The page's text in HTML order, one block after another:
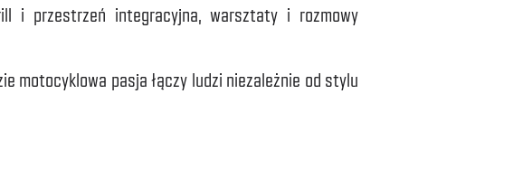
i przestrzeń integracyjna, warsztaty i rozmowy
motocyklowa pasja łączy ludzi niezależnie od stylu